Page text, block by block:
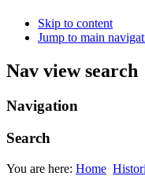
Skip to content
Jump to main
Nav view search
Navigation
Search
You are here: Home